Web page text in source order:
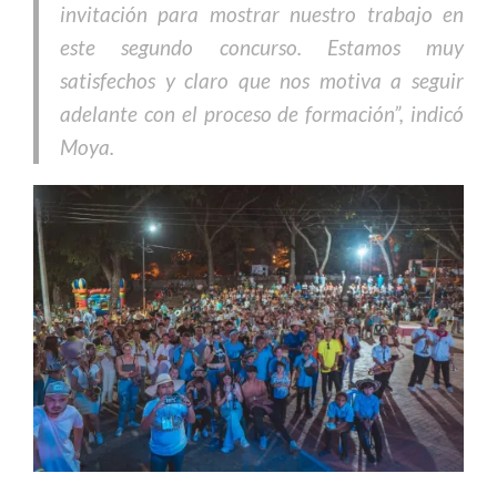
invitación para mostrar nuestro trabajo en
este segundo concurso. Estamos muy
satisfechos y claro que nos motiva a seguir
adelante con el proceso de formación”, indicó
Moya.